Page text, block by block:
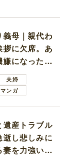
義母｜親代わ
拶に欠席。あ
になった義
夫婦
マンガ
遺産トラブル
逝し悲しみに
を力強い言